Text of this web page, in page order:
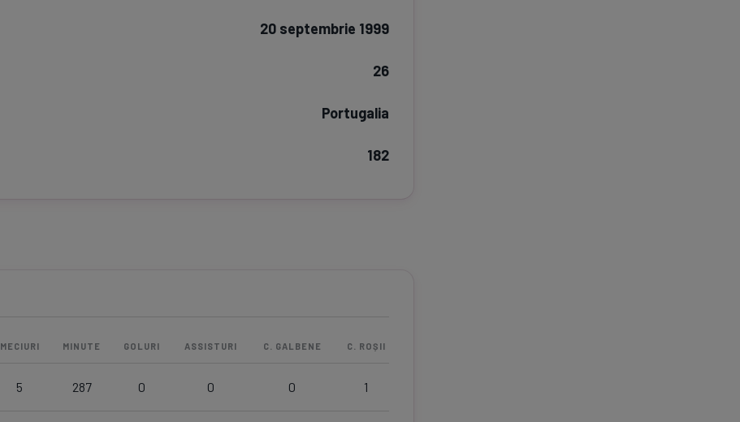
Pariuri sportive
20 septembrie 1999
26
Portugalia
182
MECIURI MINUTE GOLURI ASSISTURI C. GALBENE C. ROȘII
5 287 0 0 0 1